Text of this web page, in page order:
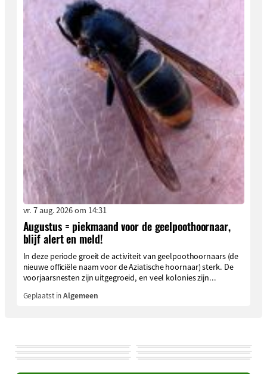
vr. 7 aug. 2026 om 14:31
Augustus = piekmaand voor de geelpoothoornaar,
blijf alert en meld!
In deze periode groeit de activiteit van geelpoothoornaars (de
nieuwe officiële naam voor de Aziatische hoornaar) sterk. De
voorjaarsnesten zijn uitgegroeid, en veel kolonies zijn...
Geplaatst inAlgemeen